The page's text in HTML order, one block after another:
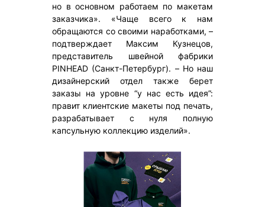
но в основном работаем по макетам
заказчика». «Чаще всего к нам
обращаются со своими наработками, –
подтверждает Максим Кузнецов,
представитель швейной фабрики
PINHEAD (Санкт-Петербург). – Но наш
дизайнерский отдел также берет
заказы на уровне “у нас есть идея”:
правит клиентские макеты под печать,
разрабатывает с нуля полную
капсульную коллекцию изделий».